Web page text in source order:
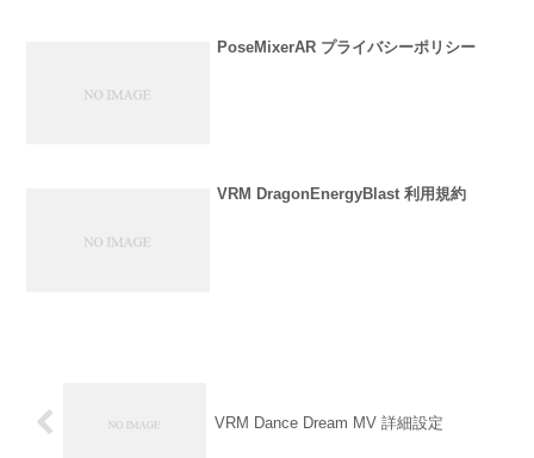
PoseMixerAR プライバシーポリシー
VRM DragonEnergyBlast 利用規約
VRM Dance Dream MV 詳細設定